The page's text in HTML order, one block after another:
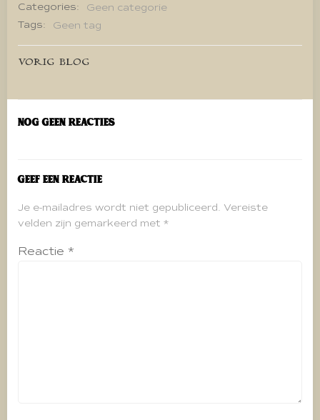
Categories:
Geen categorie
Tags:
Geen tag
Bericht
navigatie
VORIG BLOG
Nog geen reacties
Geef een reactie
Je e-mailadres wordt niet gepubliceerd. Vereiste
velden zijn gemarkeerd met *
Reactie *